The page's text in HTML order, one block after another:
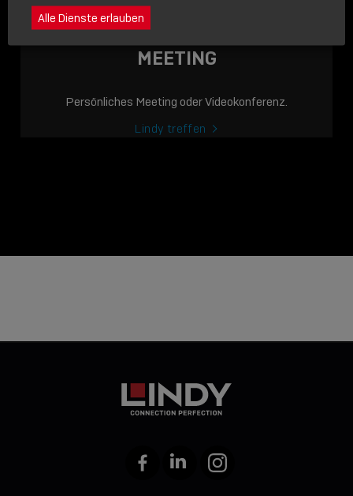
JETZT ONLINE
VERFÜGBAR: DIE
LINDY ACADEMY –
WISSEN, DASMEETING
Persönliches Meeting oder Videokonferenz.
Lindy treffen
FacebookLinkedIn Instagram
Alle Dienste erlauben